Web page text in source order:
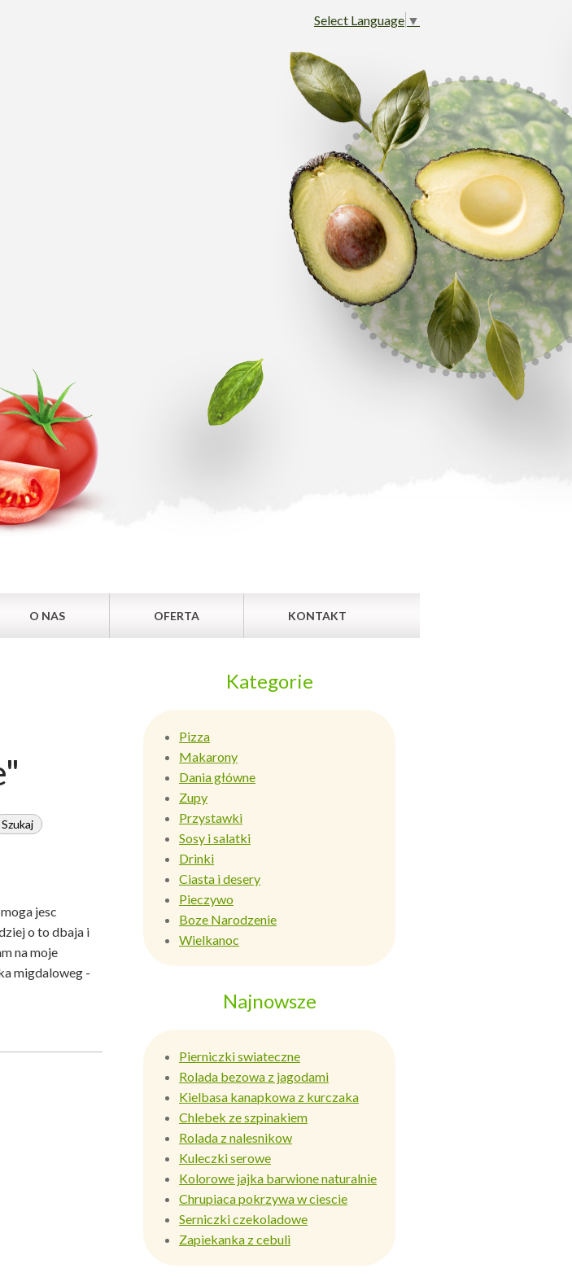
Select Language ▼
O NAS OFERTA KONTAKT
jesc
o to dbaja i
na moje
migdaloweg -
Kategorie
Pizza
Makarony
Dania główne
Zupy
Przystawki
Sosy i salatki
Drinki
Ciasta i desery
Pieczywo
Boze Narodzenie
Wielkanoc
Najnowsze
Pierniczki swiateczne
Rolada bezowa z jagodami
Kielbasa kanapkowa z kurczaka
Chlebek ze szpinakiem
Rolada z nalesnikow
Kuleczki serowe
Kolorowe jajka barwione naturalnie
Chrupiaca pokrzywa w ciescie
Serniczki czekoladowe
Zapiekanka z cebuli